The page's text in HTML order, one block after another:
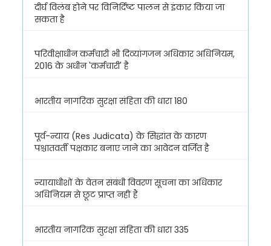
दीर्घ विलंब होने पर विनिर्दिष्ट पालन से इंकार किया जा
सकता है
परिवीक्षाधीन कर्मचारी भी दिव्यांगजन अधिकार अधिनियम,
2016 के अधीन 'कर्मचारी' है
भारतीय नागरिक सुरक्षा संहिता की धारा 180
पूर्व-न्याय (Res Judicata) के सिद्धांत के कारण
पश्चातवर्ती पक्षकार बनाए जाने का आवेदन वर्जित है
न्यायाधीशों के वेतन संबंधी विवरण सूचना का अधिकार
अधिनियम से छूट प्राप्त नहीं हैं
भारतीय नागरिक सुरक्षा संहिता की धारा 335